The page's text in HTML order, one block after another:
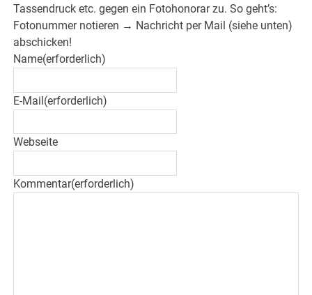
Tassendruck etc. gegen ein Fotohonorar zu. So geht’s:
Fotonummer notieren → Nachricht per Mail (siehe unten)
abschicken!
Name(erforderlich)
E-Mail(erforderlich)
Webseite
Kommentar(erforderlich)